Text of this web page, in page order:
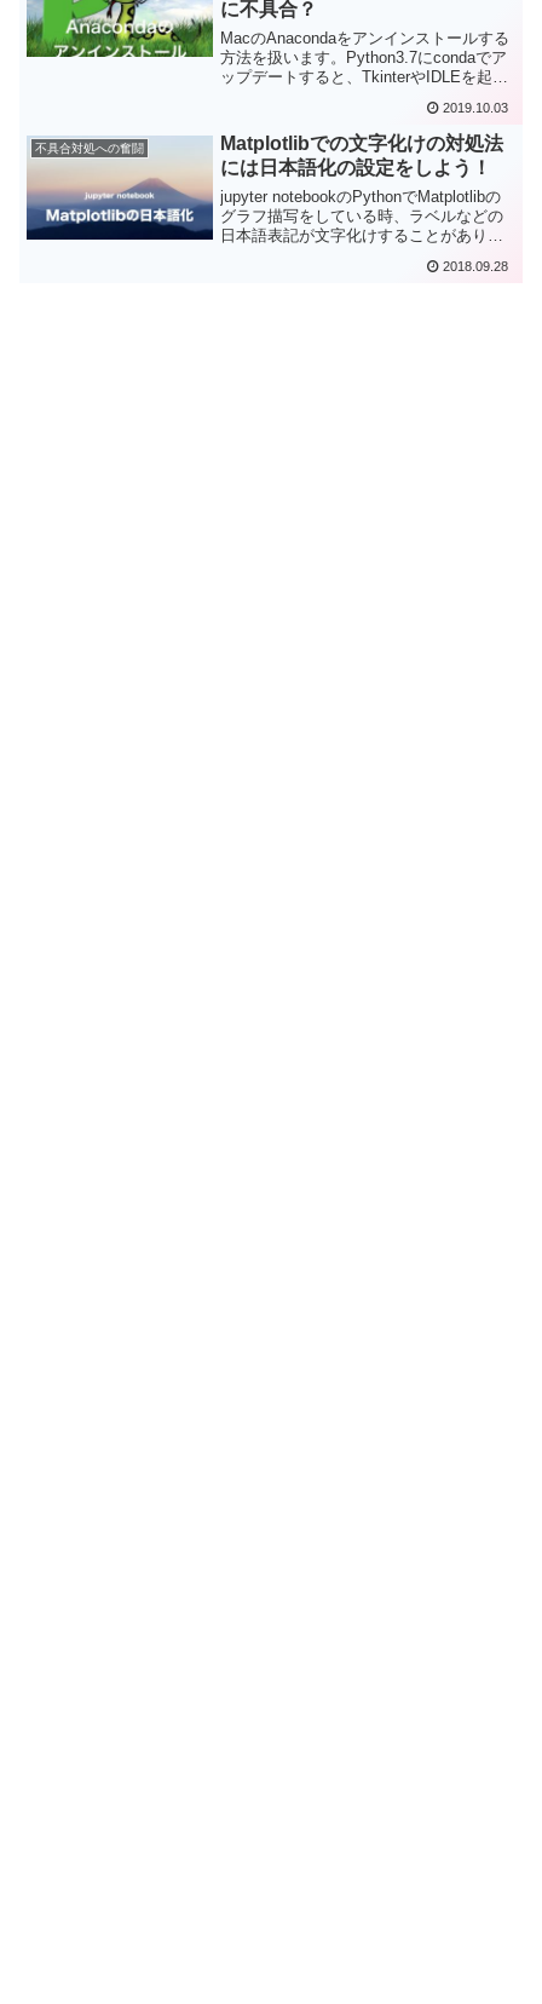
に不具合？
MacのAnacondaをアンインストールする
方法を扱います。Python3.7にcondaでア
ップデートすると、TkinterやIDLEを起動
状が出ました。Anacondaをアンインスト
ールして公式サイトのPythonで代用しま
す。
2019.10.03
不具合対処への奮闘
Matplotlibでの文字化けの対処法
には日本語化の設定をしよう！
jupyter notebookのPythonでMatplotlibの
グラフ描写をしている時、ラベルなどの
日本語表記が文字化けすることがありま
とめました。バージョンアップで起こる
2018.09.28